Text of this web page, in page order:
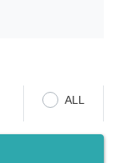
ALL